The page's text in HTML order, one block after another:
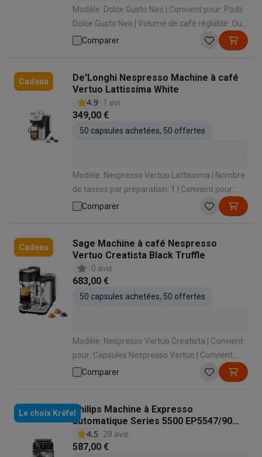
Modèle: Dolce Gusto Neo | Convient pour: Pods
Dolce Gusto Neo | Volume de café réglable: Oui |
Panneau de commande: Écran tactile |
Comparer
Cadeau
De'Longhi Nespresso Machine à café
Vertuo Lattissima White
4.9 1 avi
349,00 €
50 capsules achetées, 50 offertes
Modèle: Nespresso Vertuo Lattissima | Nombre
de tasses par préparation: 1 | Convient pour:
Capsules Nespresso Vertuo | Convient pour
faire mousser le lait: Oui | Mode de préparation
appuyant sur un bouton
Comparer
Cadeau
Sage Machine à café Nespresso
Vertuo Creatista Black Truffle
0 avis
683,00 €
50 capsules achetées, 50 offertes
Modèle: Nespresso Vertuo Creatista | Convient
pour: Capsules Nespresso Vertuo | Convient
pour faire mousser le lait: Oui | Mode de
Récupérateur de capsules usagées: Oui
Comparer
Le choix KrëfelPhilips Machine à Expresso
automatique Series 5500 EP5547/90
LatteGo
4.5 28 avis
587,00 €